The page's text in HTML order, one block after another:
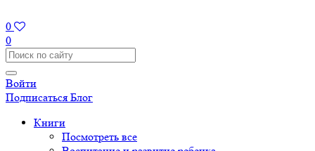
0
0
Войти
Подписаться Блог
Книги
Посмотреть все